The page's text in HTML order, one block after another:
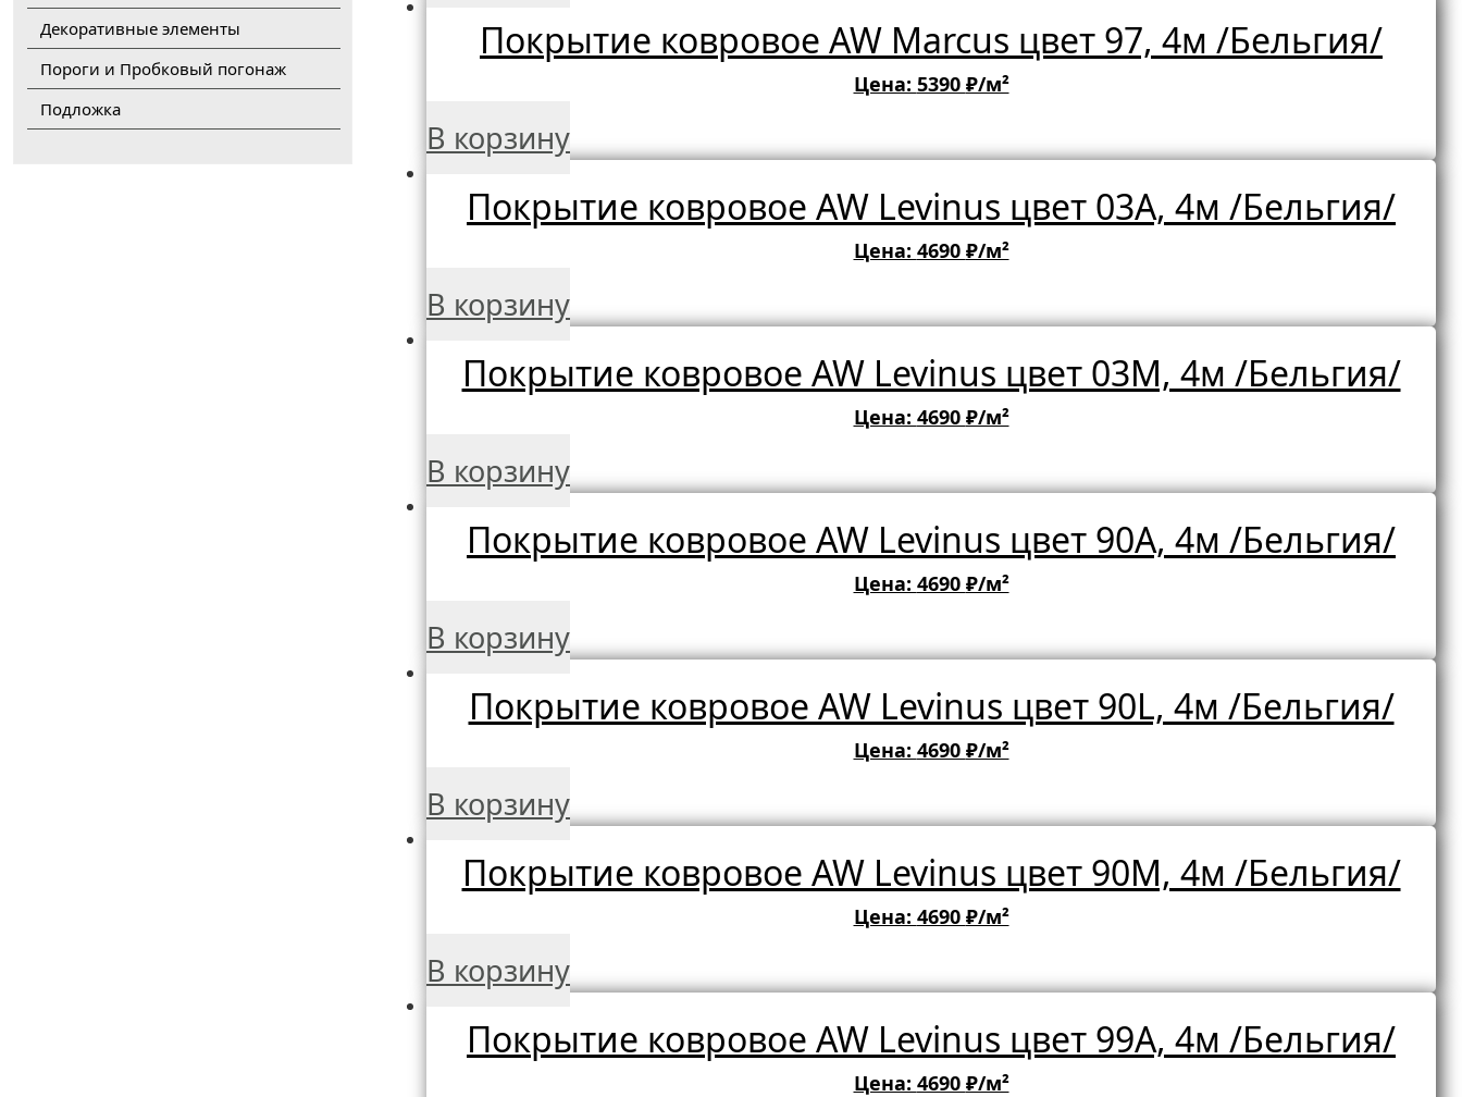
Декоративные элементы
Пороги и Пробковый погонаж
Подложка
Покрытие ковровое AW Marcus цвет 97, 4м /Бельгия/
Цена: 5390 ₽/м²
В корзину
Покрытие ковровое AW Levinus цвет 03A, 4м /Бельгия/
Цена: 4690 ₽/м²
В корзину
Покрытие ковровое AW Levinus цвет 03M, 4м /Бельгия/
Цена: 4690 ₽/м²
В корзину
Покрытие ковровое AW Levinus цвет 90A, 4м /Бельгия/
Цена: 4690 ₽/м²
В корзину
Покрытие ковровое AW Levinus цвет 90L, 4м /Бельгия/
Цена: 4690 ₽/м²
В корзину
Покрытие ковровое AW Levinus цвет 90M, 4м /Бельгия/
Цена: 4690 ₽/м²
В корзину
Покрытие ковровое AW Levinus цвет 99A, 4м /Бельгия/
Цена: 4690 ₽/м²